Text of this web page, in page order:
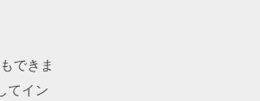
できま
てイン